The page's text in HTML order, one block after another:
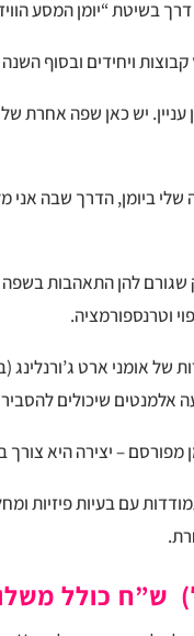
בשיטת “יומן המסע
ויחידים ובסוף
יש כאן שפה אחרת
ביומן, הדרך שבה אני
להן התאהבות בשפה
וטרנספורמציה.
אומני ארט ג’ורנלינג
אלמנטים שיכולים
מפורסם – יצירה היא
עם בעיות פיזיות